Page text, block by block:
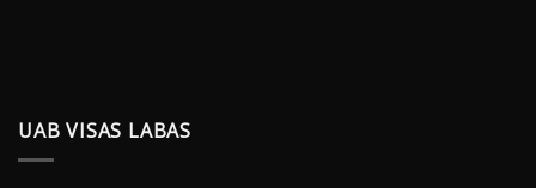
UAB VISAS LABAS